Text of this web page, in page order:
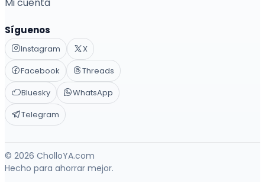
Síguenos
Instagram
X
Facebook
Threads
Bluesky
WhatsApp
Telegram
© 2026 CholloYA.com
Hecho para ahorrar mejor.